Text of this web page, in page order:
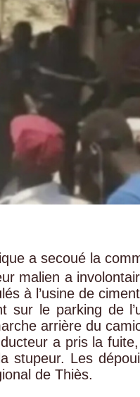
a secoué la
malien a
à l’usine de
sur le parking de
arrière du
a pris la
stupeur. Les
de Thiès.